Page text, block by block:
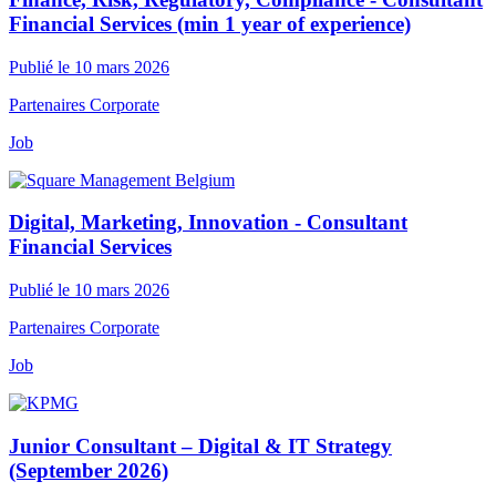
Financial Services (min 1 year of experience)
Publié le 10 mars 2026
Partenaires Corporate
Job
Digital, Marketing, Innovation - Consultant
Financial Services
Publié le 10 mars 2026
Partenaires Corporate
Job
Junior Consultant – Digital & IT Strategy
(September 2026)